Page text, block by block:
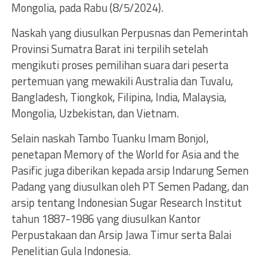
Mongolia, pada Rabu (8/5/2024).
Naskah yang diusulkan Perpusnas dan Pemerintah
Provinsi Sumatra Barat ini terpilih setelah
mengikuti proses pemilihan suara dari peserta
pertemuan yang mewakili Australia dan Tuvalu,
Bangladesh, Tiongkok, Filipina, India, Malaysia,
Mongolia, Uzbekistan, dan Vietnam.
Selain naskah Tambo Tuanku Imam Bonjol,
penetapan Memory of the World for Asia and the
Pasific juga diberikan kepada arsip Indarung Semen
Padang yang diusulkan oleh PT Semen Padang, dan
arsip tentang Indonesian Sugar Research Institut
tahun 1887-1986 yang diusulkan Kantor
Perpustakaan dan Arsip Jawa Timur serta Balai
Penelitian Gula Indonesia.